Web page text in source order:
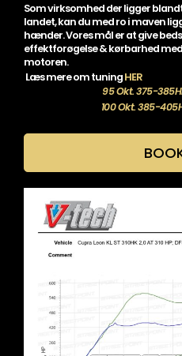
Som virksomhed der ligger
landet, kan du med ro i maven
hænder. Vores mål er at give
effektforøgelse & kørbarhed
motoren.
Læs mere om tuningHER
95 Okt. 375-
100 Okt. 385-